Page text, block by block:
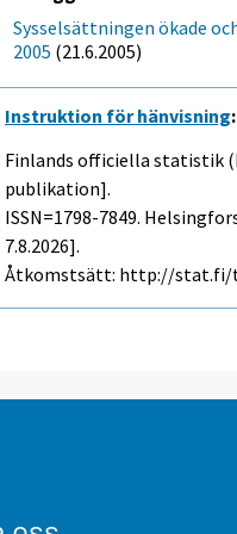
Sysselsättningen ökade
2005 (21.6.2005)
Instruktion för hänvisning:
Finlands officiella statistik
publikation].
ISSN=1798-7849.
7.8.2026].
Åtkomstsätt: http://stat.fi/